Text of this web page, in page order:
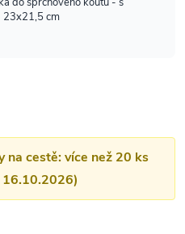
na cestě: více než 20 ks